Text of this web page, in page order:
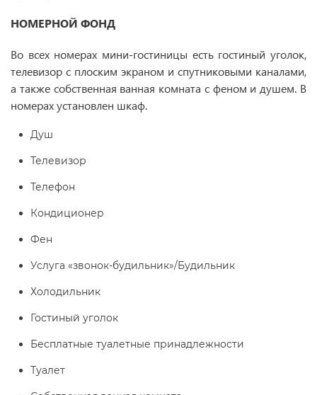
НОМЕРНОЙ ФОНД
Во всех номерах мини-гостиницы есть гостиный уголок,
телевизор с плоским экраном и спутниковыми каналами,
а также собственная ванная комната с феном и душем. В
номерах установлен шкаф.
Душ
Телевизор
Телефон
Кондиционер
Фен
Услуга «звонок-будильник»/Будильник
Холодильник
Гостиный уголок
Бесплатные туалетные принадлежности
Туалет